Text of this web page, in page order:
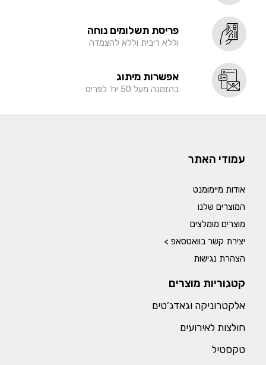
פריסת תשלומים נוחה
וללא ריבית וללא להצמדה
אפשרות מיתוג
בהזמנה מעל 50 יח' לפריט
עמודי האתר
אודות מיימומנט
המוצרים שלנו
מוצרים מומלצים
יצירת קשר בוואטסאפ >
הצהרת נגישות
קטגוריות מוצרים
אלקטרוניקה וגאדג’טים
חולצות לאירועים
טקסטיל